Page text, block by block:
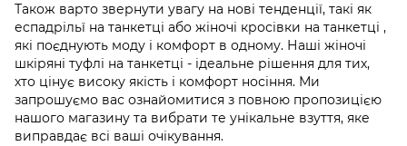
Також варто звернути увагу на нові тенденції, такі як
еспадрільї на танкетці або жіночі кросівки на танкетці ,
які поєднують моду і комфорт в одному. Наші жіночі
шкіряні туфлі на танкетці - ідеальне рішення для тих,
хто цінує високу якість і комфорт носіння. Ми
запрошуємо вас ознайомитися з повною пропозицією
нашого магазину та вибрати те унікальне взуття, яке
виправдає всі ваші очікування.